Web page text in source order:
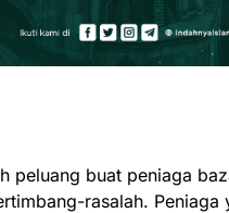
peluang buat peniaga
rasalah.